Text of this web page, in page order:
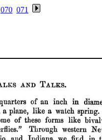
070 071